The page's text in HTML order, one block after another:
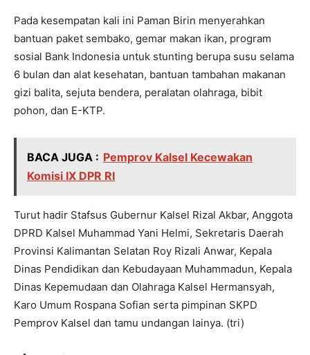
Pada kesempatan kali ini Paman Birin menyerahkan
bantuan paket sembako, gemar makan ikan, program
sosial Bank Indonesia untuk stunting berupa susu selama
6 bulan dan alat kesehatan, bantuan tambahan makanan
gizi balita, sejuta bendera, peralatan olahraga, bibit
pohon, dan E-KTP.
BACA JUGA : Pemprov Kalsel Kecewakan
Komisi IX DPR RI
Turut hadir Stafsus Gubernur Kalsel Rizal Akbar, Anggota
DPRD Kalsel Muhammad Yani Helmi, Sekretaris Daerah
Provinsi Kalimantan Selatan Roy Rizali Anwar, Kepala
Dinas Pendidikan dan Kebudayaan Muhammadun, Kepala
Dinas Kepemudaan dan Olahraga Kalsel Hermansyah,
Karo Umum Rospana Sofian serta pimpinan SKPD
Pemprov Kalsel dan tamu undangan lainya. (tri)